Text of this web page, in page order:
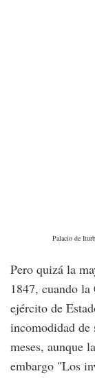
Palacio de
Pero quizá la
1847, cuando
ejército de
incomodidad de
meses, aunque
embargo "Los